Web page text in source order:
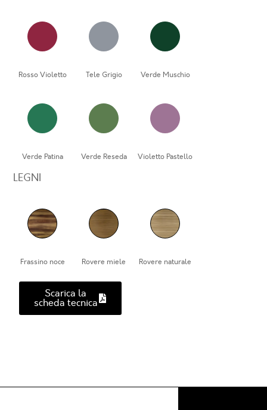
Rosso Violetto Tele Grigio Verde Muschio
Verde Patina Verde Reseda Violetto Pastello
LEGNI
Frassino noce Rovere miele Rovere naturale
Scarica la
scheda tecnica